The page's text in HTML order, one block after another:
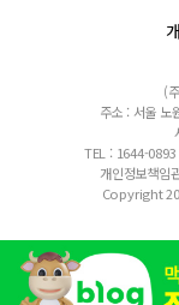
(
주소 : 서울 노
TEL : 1644-0893
개인정보책임
Copyright